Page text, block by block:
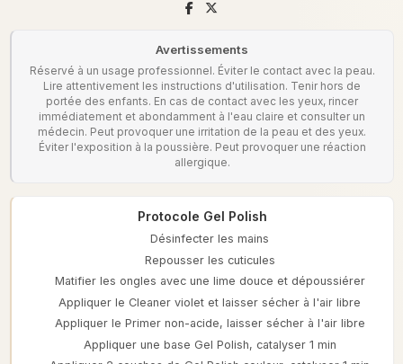
Avertissements
Réservé à un usage professionnel. Éviter le contact avec la peau.
Lire attentivement les instructions d'utilisation. Tenir hors de
portée des enfants. En cas de contact avec les yeux, rincer
immédiatement et abondamment à l'eau claire et consulter un
médecin. Peut provoquer une irritation de la peau et des yeux.
Éviter l'exposition à la poussière. Peut provoquer une réaction
allergique.
Protocole Gel Polish
Désinfecter les mains
Repousser les cuticules
Matifier les ongles avec une lime douce et dépoussiérer
Appliquer le Cleaner violet et laisser sécher à l'air libre
Appliquer le Primer non-acide, laisser sécher à l'air libre
Appliquer une base Gel Polish, catalyser 1 min